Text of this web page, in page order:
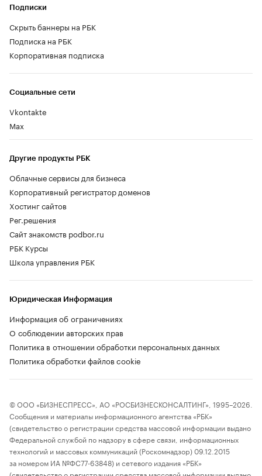
Социальные сети
Vkontakte
Max
Другие продукты РБК
Облачные сервисы для бизнеса
Корпоративный регистратор доменов
Хостинг сайтов
Рег.решения
Сайт знакомств podbor.ru
РБК Курсы
Школа управления РБК
Подписки
Скрыть баннеры на РБК
Подписка на РБК
Корпоративная подписка
Юридическая Информация
Информация об ограничениях
О соблюдении авторских прав
Политика в отношении обработки персональных данных
Политика обработки файлов cookie
© ООО «БИЗНЕСПРЕСС», АО «РОСБИЗНЕСКОНСАЛТИНГ», 1995–2026.
Сообщения и материалы информационного агентства «РБК»
(свидетельство о регистрации средства массовой информации выдано
Федеральной службой по надзору в сфере связи, информационных
технологий и массовых коммуникаций (Роскомнадзор) 09.12.2015
за номером ИА №ФС77-63848) и сетевого издания «РБК»
(свидетельство о регистрации средства массовой информации выдано